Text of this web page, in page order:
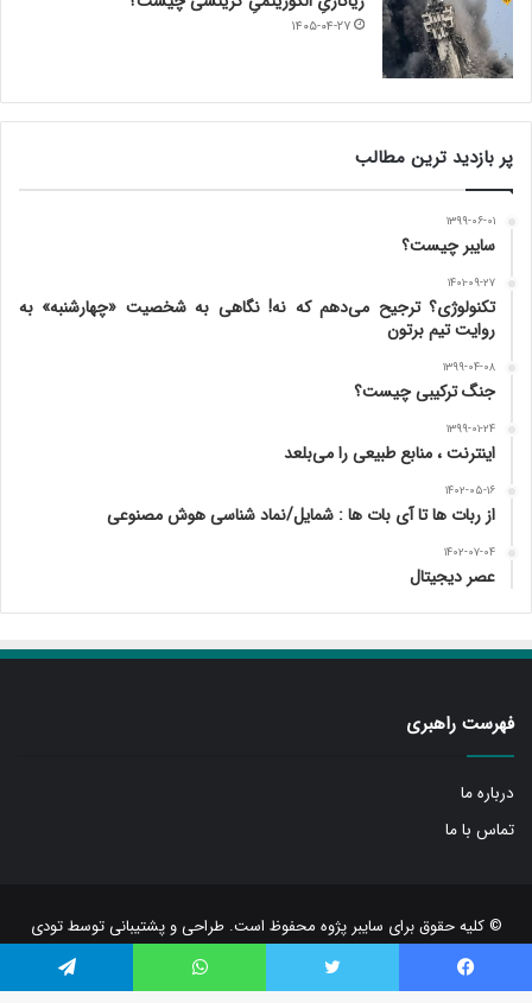
۱۴۰۵-۰۴-۲۷
پر بازدید ترین مطالب
۱۳۹۹-۰۶-۰۱
سایبر چیست؟
۱۴۰۱-۰۹-۲۷
تکنولوژی؟ ترجیح می‌دهم که نه! نگاهی به شخصیت «چهارشنبه» به
روایت تیم برتون
۱۳۹۹-۰۴-۰۸
جنگ ترکیبی چیست؟
۱۳۹۹-۰۱-۲۴
اینترنت ، منابع طبیعی را می‌بلعد
۱۴۰۲-۰۵-۱۶
از ربات ها تا آی بات ها : شمایل/نماد شناسی هوش مصنوعی
۱۴۰۲-۰۷-۰۴
عصر دیجیتال
فهرست راهبری
درباره ما
تماس با ما
© کلیه حقوق برای سایبر پژوه محفوظ است. طراحی و پشتیبانی توسطتودی
فیسبوک توییتر واتس آپ تلگرام